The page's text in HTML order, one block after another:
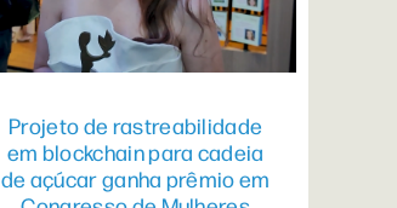
Projeto de rastreabilidade
em blockchain para cadeia
de açúcar ganha prêmio em